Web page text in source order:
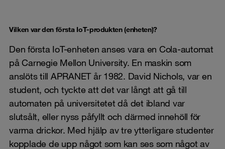
Vilken var den första IoT-produkten (enheten)?
Den första IoT-enheten anses vara en Cola-automat
på Carnegie Mellon University. En maskin som
anslöts till APRANET år 1982. David Nichols, var en
student, och tyckte att det var långt att gå till
automaten på universitetet då det ibland var
slutsålt, eller nyss påfyllt och därmed innehöll för
varma drickor. Med hjälp av tre ytterligare studenter
kopplade de upp något som kan ses som något av